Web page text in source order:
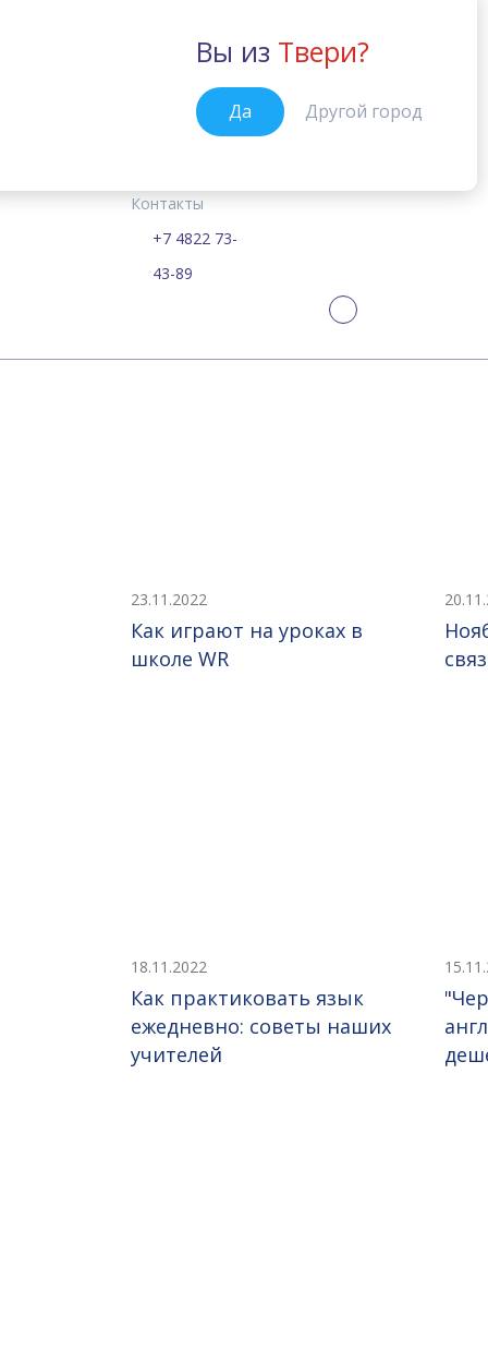
Вы из Твери?
Да Другой город
Цены
Контакты
+7 4822 73-
43-89
William Journal
23.11.2022
Как играют на уроках в
школе WR
18.11.2022
Как практиковать язык
ежедневно: советы наших
учителей